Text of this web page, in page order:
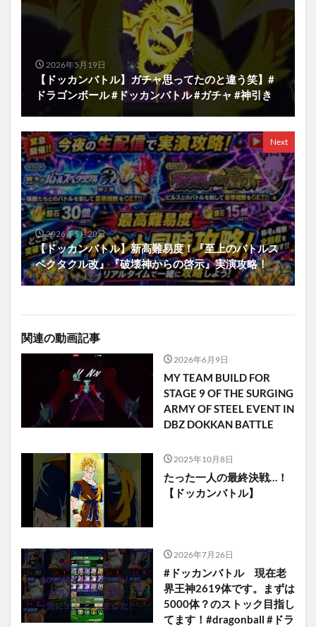
2026年5月19日
【ドッカンバトル】ガチャ思ってたのと違う笑】#
ドラゴンボール #ドッカンバトル #ガチャ #神引き
Next
2026年5月20日
【ドッカンバトル】新高難易度！『至上のバトルス
ペクタクル改』『破壊神からの啓示』実演攻略！
関連の動画記事
2026年6月9日
MY TEAM BUILD FOR
STAGE 9 OF THE SURGING
ARMY OF STEEL EVENT IN
DBZ DOKKAN BATTLE
2025年10月8日
たった一人の最終決戦…！
【ドッカンバトル】
2026年7月26日
#ドッカンバトル 現在老
界王神2619体です。まずは
5000体？のストック目指し
てます！#dragonball #ドラ